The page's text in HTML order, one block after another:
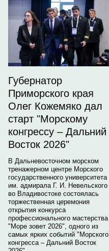
Губернатор
Приморского края
Олег Кожемяко дал
старт "Морскому
конгрессу – Дальний
Восток 2026"
В Дальневосточном морском
тренажерном центре Морского
государственного университета
им. адмирала Г. И. Невельского
во Владивостоке состоялась
торжественная церемония
открытия конкурса
профессионального мастерства
"Море зовет 2026", одного из
самых ярких событий "Морского
конгресса – Дальний Восток